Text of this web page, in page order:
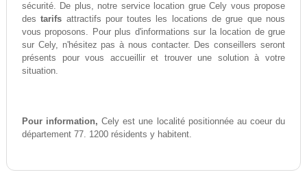
sécurité. De plus, notre service location grue Cely vous propose
destarifs attractifs pour toutes les locations de grue que nous
vous proposons. Pour plus d'informations sur la location de grue
sur Cely, n'hésitez pas à nous contacter. Des conseillers seront
présents pour vous accueillir et trouver une solution à votre
situation.
Pour information, Cely est une localité positionnée au coeur du
département 77. 1200 résidents y habitent.